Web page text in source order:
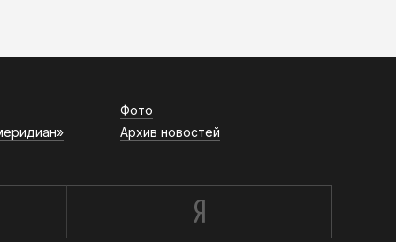
Фото
Архив новостей